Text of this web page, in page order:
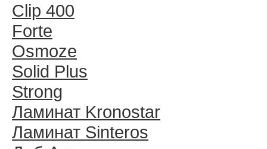
Clip 400
Forte
Osmoze
Solid Plus
Strong
Ламинат Kronostar
Ламинат Sinteros